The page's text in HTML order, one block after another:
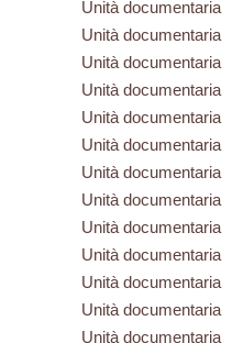
Unità documentaria
Unità documentaria
Unità documentaria
Unità documentaria
Unità documentaria
Unità documentaria
Unità documentaria
Unità documentaria
Unità documentaria
Unità documentaria
Unità documentaria
Unità documentaria
Unità documentaria